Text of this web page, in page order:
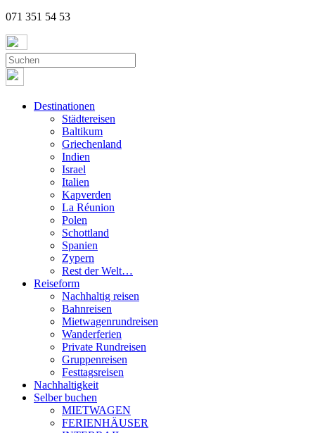
071 351 54 53
Destinationen
Städtereisen
Baltikum
Griechenland
Indien
Israel
Italien
Kapverden
La Réunion
Polen
Schottland
Spanien
Zypern
Rest der Welt…
Reiseform
Nachhaltig reisen
Bahnreisen
Mietwagenrundreisen
Wanderferien
Private Rundreisen
Gruppenreisen
Festtagsreisen
Nachhaltigkeit
Selber buchen
MIETWAGEN
FERIENHÄUSER